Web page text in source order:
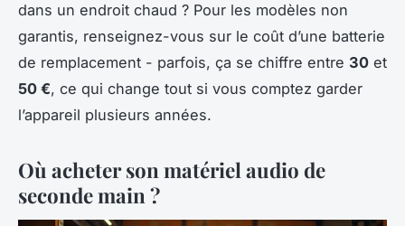
dans un endroit chaud ? Pour les modèles non
garantis, renseignez-vous sur le coût d’une batterie
de remplacement - parfois, ça se chiffre entre 30 et
50 €, ce qui change tout si vous comptez garder
l’appareil plusieurs années.
Où acheter son matériel audio de
seconde main ?